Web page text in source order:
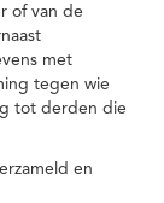
of van de
met
tegen wie
tot derden die
en